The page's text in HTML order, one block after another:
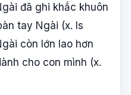
đã ghi khắc khuôn
tay Ngài (x. Is
còn lớn lao hơn
cho con mình (x.